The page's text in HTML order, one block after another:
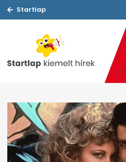
Startlap